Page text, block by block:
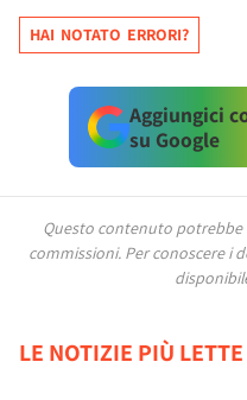
HAI NOTATO ERRORI?
Aggiungici
su Google
Questo contenuto potrebbe
commissioni. Per conoscere i
LE NOTIZIE PIÙ LETTE